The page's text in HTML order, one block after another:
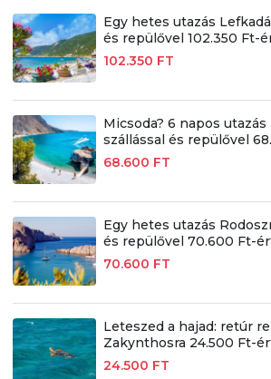
Egy hetes utazás
és repülővel 102.350 Ft-
102.350 FT
Micsoda? 6 napos utazás
szállással és repülővel
68.600 FT
Egy hetes utazás
és repülővel 70.600 Ft-
70.600 FT
Leteszed a hajad: retúr
Zakynthosra 24.500 Ft-
24.500 FT